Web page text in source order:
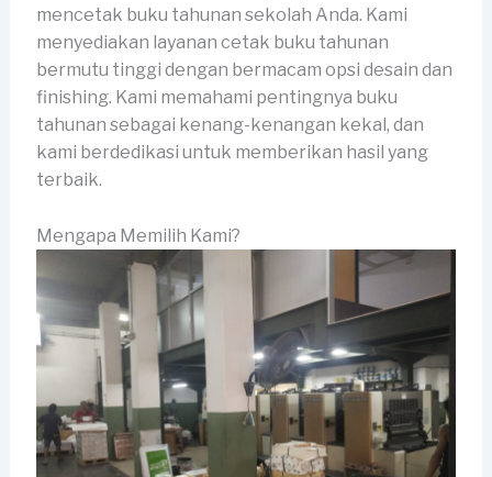
mencetak buku tahunan sekolah Anda. Kami
menyediakan layanan cetak buku tahunan
bermutu tinggi dengan bermacam opsi desain dan
finishing. Kami memahami pentingnya buku
tahunan sebagai kenang-kenangan kekal, dan
kami berdedikasi untuk memberikan hasil yang
terbaik.
Mengapa Memilih Kami?